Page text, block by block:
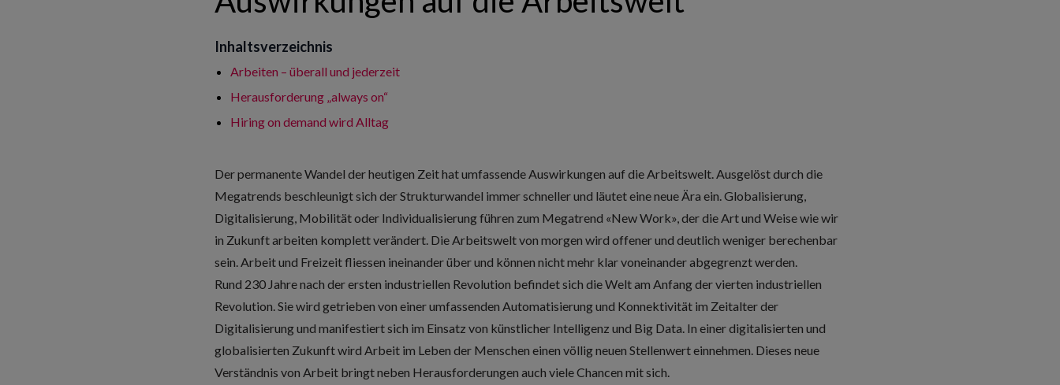
Inhaltsverzeichnis
Arbeiten – überall und jederzeit
Herausforderung „always on“
Hiring on demand wird Alltag
Der permanente Wandel der heutigen Zeit hat umfassende Auswirkungen auf die Arbeitswelt. Ausgelöst durch die
Megatrends beschleunigt sich der Strukturwandel immer schneller und läutet eine neue Ära ein. Globalisierung,
Digitalisierung, Mobilität oder Individualisierung führen zum Megatrend «New Work», der die Art und Weise wie wir
in Zukunft arbeiten komplett verändert. Die Arbeitswelt von morgen wird offener und deutlich weniger berechenbar
sein. Arbeit und Freizeit fliessen ineinander über und können nicht mehr klar voneinander abgegrenzt werden.
Rund 230 Jahre nach der ersten industriellen Revolution befindet sich die Welt am Anfang der vierten industriellen
Revolution. Sie wird getrieben von einer umfassenden Automatisierung und Konnektivität im Zeitalter der
Digitalisierung und manifestiert sich im Einsatz von künstlicher Intelligenz und Big Data. In einer digitalisierten und
globalisierten Zukunft wird Arbeit im Leben der Menschen einen völlig neuen Stellenwert einnehmen. Dieses neue
Verständnis von Arbeit bringt neben Herausforderungen auch viele Chancen mit sich.